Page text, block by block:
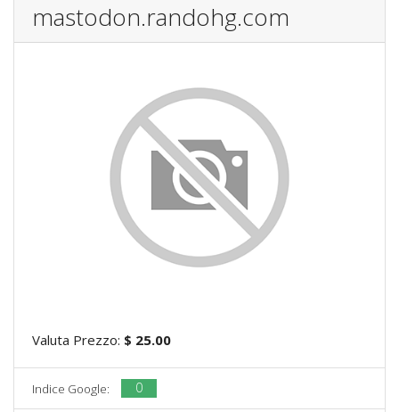
mastodon.randohg.com
Valuta Prezzo: $ 25.00
Indice Google: 0